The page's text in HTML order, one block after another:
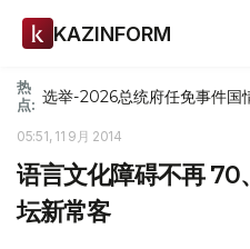
KAZINFORM
热
点: 选举-2026总统府任免事件国
05:51, 11 9月 2014
语言文化障碍不再
坛新常客